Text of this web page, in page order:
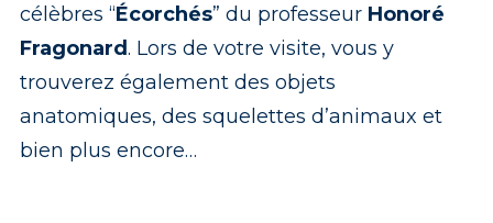
célèbres “Écorchés” du professeur Honoré
Fragonard. Lors de votre visite, vous y
trouverez également des objets
anatomiques, des squelettes d’animaux et
bien plus encore…